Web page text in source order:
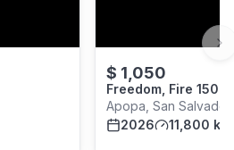
$ 1,050
Freedom, Fire 150
Apopa, San Salvador
2026
11,800 km